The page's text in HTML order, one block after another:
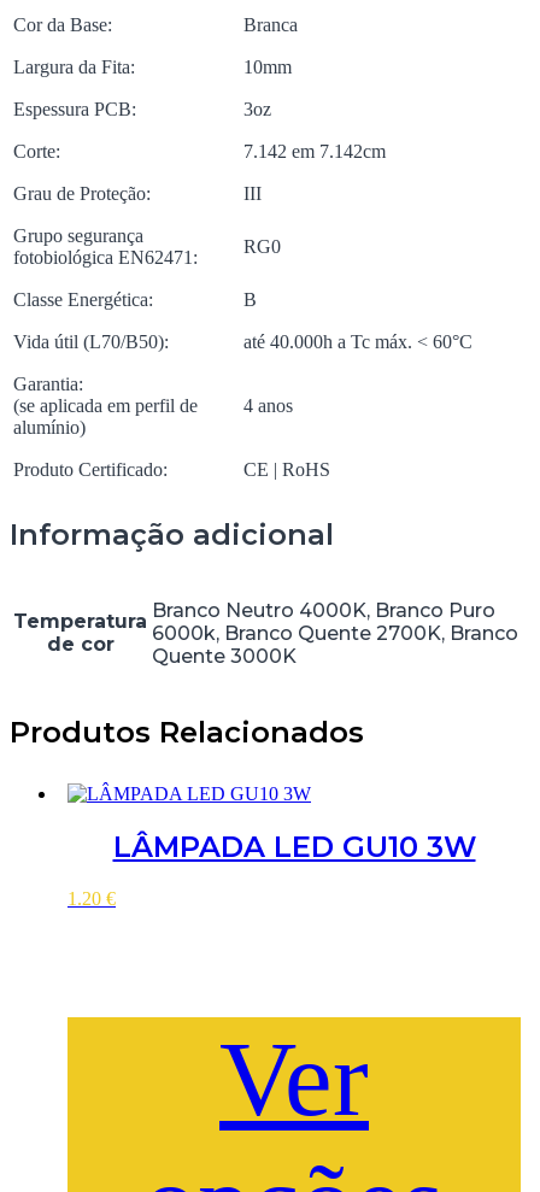
Cor da Base: Branca
Largura da Fita: 10mm
Espessura PCB: 3oz
Corte: 7.142 em 7.142cm
Grau de Proteção: III
Grupo segurança
fotobiológica EN62471:
RG0
Classe Energética: B
Vida útil (L70/B50): até 40.000h a Tc máx. < 60°C
Garantia:
(se aplicada em perfil de
alumínio)
4 anos
Produto Certificado: CE | RoHS
Informação adicional
Temperatura
de cor
Branco Neutro 4000K, Branco Puro
6000k, Branco Quente 2700K, Branco
Quente 3000K
Produtos Relacionados
LÂMPADA LED GU10 3W
1.20 €
Ver